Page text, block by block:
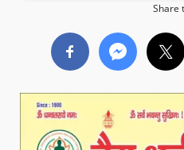
Share